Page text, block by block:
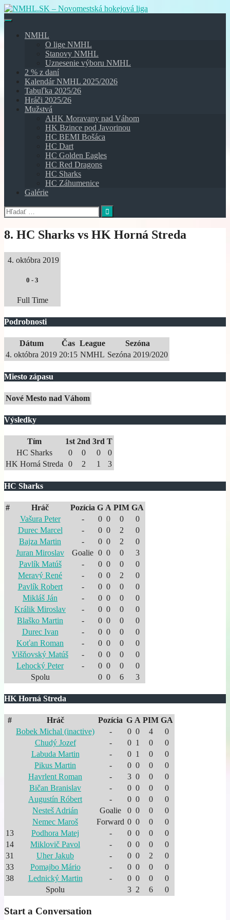
Skip
to
NMHL
O lige NMHL
Stanovy NMHL
Uznesenie výboru NMHL
2 % z daní
Kalendár NMHL 2025/2026
Tabuľka 2025/26
Hráči 2025/26
Mužstvá
AHK Moravany nad Váhom
HK Bzince pod Javorinou
HC BEMI Bošáca
HC Dart
HC Golden Eagles
HC Red Dragons
HC Sharks
HC Záhumenice
Galérie
Hľadať:
8. HC Sharks vs HK Horná Streda
4. októbra 2019
0 - 3
Full Time
Podrobnosti
Dátum Čas League
Sezóna
4. októbra 2019 20:15 NMHL Sezóna 2019/2020
Miesto zápasu
Nové Mesto nad Váhom
Výsledky
Tím 1st 2nd 3rd T
HC Sharks
0 0 0
0
HK Horná Streda 0 2 1 3
HC Sharks
# Hráč Pozícia G A PIM GA
Vašura Peter
- 0 0 0
0
Durec Marcel
- 0 0 2
0
Bajza Martin
- 0 0 2
0
Juran Miroslav
Goalie 0 0 0
3
Pavlík Matúš
- 0 0 0
0
Meravý René
- 0 0 2
0
Pavlík Robert
- 0 0 0
0
Mikláš Ján
- 0 0 0
0
Králik Miroslav
- 0 0 0
0
Blaško Martin
- 0 0 0
0
Durec Ivan
- 0 0 0
0
Koťan Roman
- 0 0 0
0
Višňovský Matúš
- 0 0 0
0
Lehocký Peter
- 0 0 0
0
Spolu
0 0 6 3
HK Horná Streda
# Hráč Pozícia G A PIM GA
Bobek Michal (inactive)
- 0 0 4
0
Chudý Jozef
- 0 1 0
0
Labuda Martin
- 0 1 0
0
Pikus Martin
- 0 0 0
0
Havrlent Roman
- 3 0 0
0
Bičan Branislav
- 0 0 0
0
Augustín Róbert
- 0 0 0
0
Nesteš Adrián
Goalie 0 0 0
0
Nemec Maroš
Forward 0 0 0
0
13
Podhora Matej - 0 0 0
0
14
Miklovič Pavol - 0 0 0
0
31
Uher Jakub - 0 0 2
0
33
Pomajbo Mário - 0 0 0
0
38
Lednický Martin - 0 0 0
0
Spolu
3 2 6 0
Start a Conversation